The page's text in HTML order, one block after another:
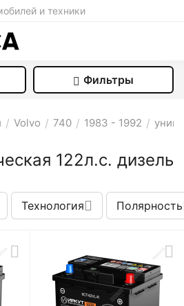
и техники
Фильтры
122л.с. дизель
/ Volvo / 740 / 1983 - 1992 /
Технология Полярность